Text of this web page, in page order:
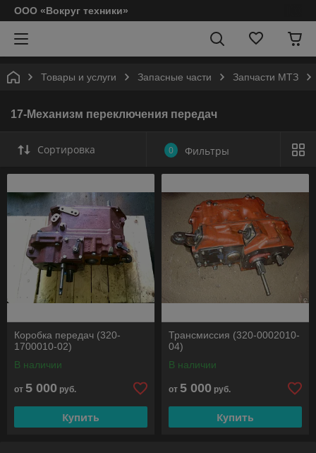
ООО «Вокруг техники»
Товары и услуги Запасные части Запчасти МТЗ
17-Механизм переключения передач
Сортировка 0 Фильтры
Коробка передач (320-
1700010-02)
В наличии
от 5 000 руб.
Купить
Трансмиссия (320-0002010-
04)
В наличии
от 5 000 руб.
Купить